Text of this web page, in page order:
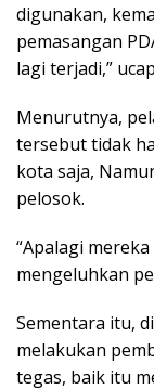
digunakan,
pemasangan
lagi terjadi,”
Menurutnya,
tersebut tidak
kota saja,
pelosok.
“Apalagi
mengeluhkan
Sementara itu,
melakukan
tegas, baik itu